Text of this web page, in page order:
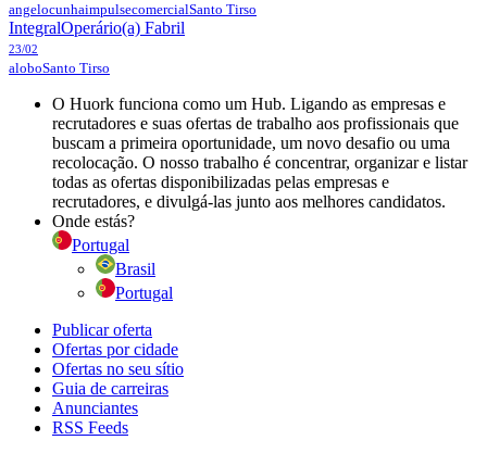
angelocunhaimpulsecomercialSanto Tirso
IntegralOperário(a) Fabril
23/02
aloboSanto Tirso
O Huork funciona como um Hub. Ligando as empresas e
recrutadores e suas ofertas de trabalho aos profissionais que
buscam a primeira oportunidade, um novo desafio ou uma
recolocação. O nosso trabalho é concentrar, organizar e listar
todas as ofertas disponibilizadas pelas empresas e
recrutadores, e divulgá-las junto aos melhores candidatos.
Onde estás?
Portugal
Brasil
Portugal
Publicar oferta
Ofertas por cidade
Ofertas no seu sítio
Guia de carreiras
Anunciantes
RSS Feeds